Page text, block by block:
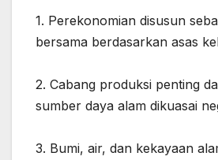
‎1. Perekonomian disusun
bersama berdasarkan asas
‎2. Cabang produksi penting
sumber daya alam dikuasai
‎3. Bumi, air, dan kekayaan